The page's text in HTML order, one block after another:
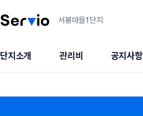
서봉마을1단지
단지소개 관리비 공지사항